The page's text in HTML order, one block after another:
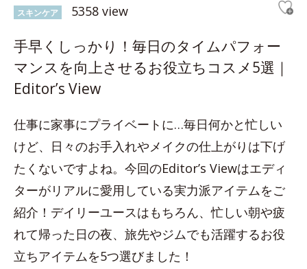
スキンケア 5358 view
手早くしっかり！毎日のタイムパフォー
マンスを向上させるお役立ちコスメ5選｜
Editor’s View
仕事に家事にプライベートに…毎日何かと忙しい
けど、日々のお手入れやメイクの仕上がりは下げ
たくないですよね。今回のEditor’s Viewはエディ
ターがリアルに愛用している実力派アイテムをご
紹介！デイリーユースはもちろん、忙しい朝や疲
れて帰った日の夜、旅先やジムでも活躍するお役
立ちアイテムを5つ選びました！